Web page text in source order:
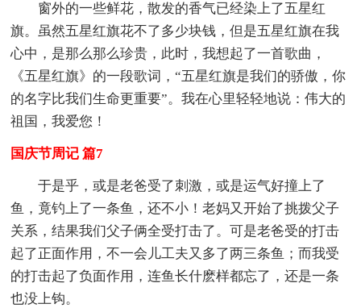
窗外的一些鲜花，散发的香气已经染上了五星红
旗。虽然五星红旗花不了多少块钱，但是五星红旗在我
心中，是那么那么珍贵，此时，我想起了一首歌曲，
《五星红旗》的一段歌词，“五星红旗是我们的骄傲，你
的名字比我们生命更重要”。我在心里轻轻地说：伟大的
祖国，我爱您！
国庆节周记 篇7
于是乎，或是老爸受了刺激，或是运气好撞上了
鱼，竟钓上了一条鱼，还不小！老妈又开始了挑拨父子
关系，结果我们父子俩全受打击了。可是老爸受的打击
起了正面作用，不一会儿工夫又多了两三条鱼；而我受
的打击起了负面作用，连鱼长什麽样都忘了，还是一条
也没上钩。